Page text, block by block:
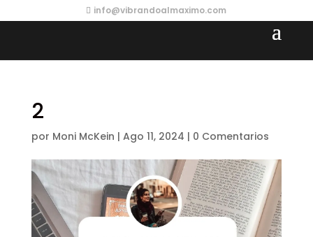
info@vibrandoalmaximo.com
2
por Moni McKein | Ago 11, 2024 | 0 Comentarios